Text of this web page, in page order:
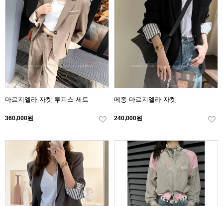
마르지엘라 자켓 투피스 세트
360,000원
메종 마르지엘라 자켓
240,000원